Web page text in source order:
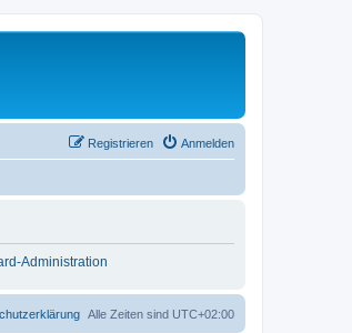
Anmelden
Registrieren
Administration
Alle Zeiten sind UTC+02:00